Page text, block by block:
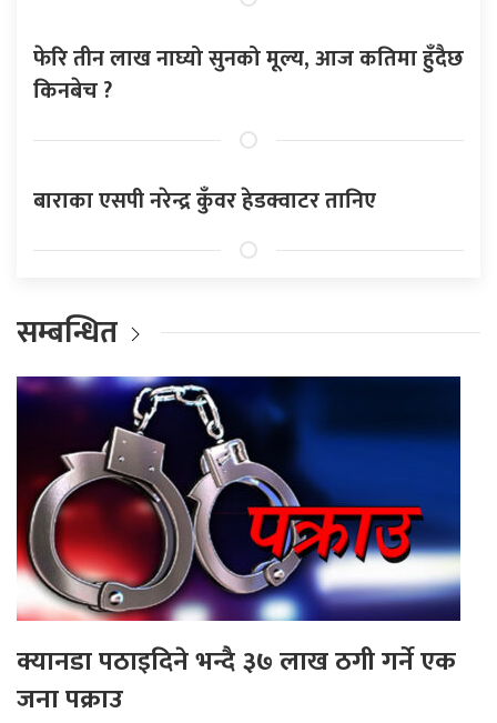
फेरि तीन लाख नाघ्यो सुनको मूल्य, आज कतिमा हुँदैछ
किनबेच ?
बाराका एसपी नरेन्द्र कुँवर हेडक्वाटर तानिए
सम्बन्धित
क्यानडा पठाइदिने भन्दै ३७ लाख ठगी गर्ने एक
जना पक्राउ